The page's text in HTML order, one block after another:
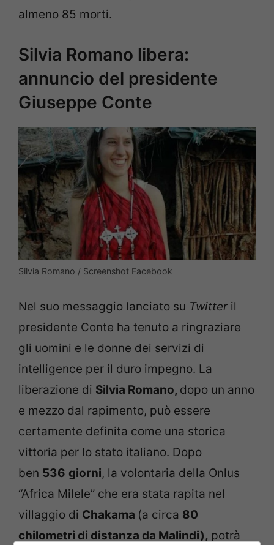
almeno 85 morti.
Silvia Romano libera:
annuncio del presidente
Giuseppe Conte
Silvia Romano / Screenshot Facebook
Nel suo messaggio lanciato su Twitteril
presidente Conte ha tenuto a ringraziare
gli uomini e le donne dei servizi di
intelligence per il duro impegno. La
liberazione di Silvia Romano, dopo un anno
e mezzo dal rapimento, può essere
certamente definita come una storica
vittoria per lo stato italiano. Dopo
ben 536 giorni, la volontaria della Onlus
“Africa Milele” che era stata rapita nel
villaggio di Chakama (a circa 80
chilometri di distanza da Malindi), potrà